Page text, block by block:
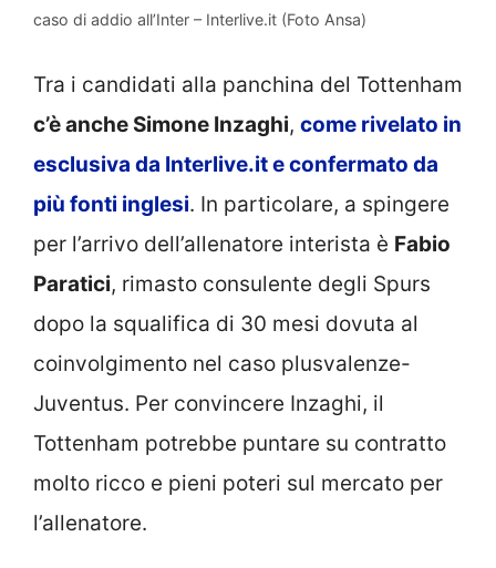
caso di addio all’Inter – Interlive.it (Foto Ansa)
Tra i candidati alla panchina del Tottenham
c’è anche Simone Inzaghi, come rivelato in
esclusiva da Interlive.it e confermato da
più fonti inglesi. In particolare, a spingere
per l’arrivo dell’allenatore interista è Fabio
Paratici, rimasto consulente degli Spurs
dopo la squalifica di 30 mesi dovuta al
coinvolgimento nel caso plusvalenze-
Juventus. Per convincere Inzaghi, il
Tottenham potrebbe puntare su contratto
molto ricco e pieni poteri sul mercato per
l’allenatore.